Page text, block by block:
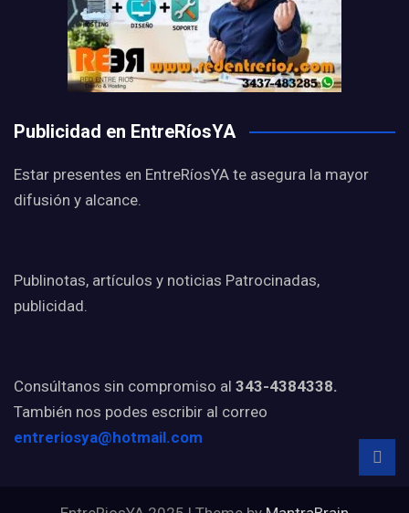
Publicidad en EntreRíosYA
Estar presentes en EntreRíosYA te asegura la mayor
difusión y alcance.
Publinotas, artículos y noticias Patrocinadas,
publicidad.
Consúltanos sin compromiso al 343-4384338.
También nos podes escribir al correo
entreriosya@hotmail.com